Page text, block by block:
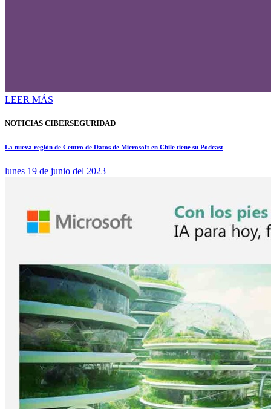
LEER MÁS
NOTICIAS CIBERSEGURIDAD
La nueva región de Centro de Datos de Microsoft en Chile tiene su Podcast
lunes 19 de junio del 2023